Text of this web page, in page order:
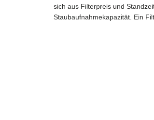
sich aus Filterpreis und
Staubaufnahmekapazität. Ein